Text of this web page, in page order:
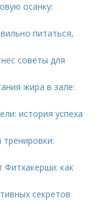
осанку:
питаться,
советы для
жира в зале:
история успеха
Фитхакерши: как
секретов